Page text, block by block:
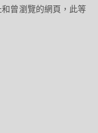
曾瀏覽的網頁，此等